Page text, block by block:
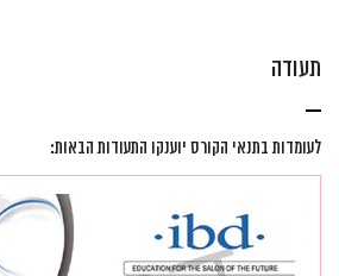
תעודה
לעומדות בתנאי הקורס יוענקו התעודות הבאות: